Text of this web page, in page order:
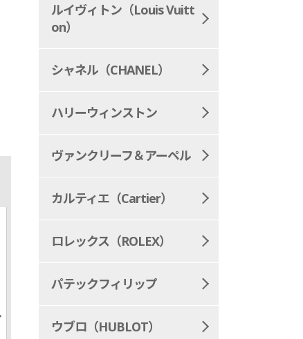
ルイヴィトン（Louis Vuitt
on）
シャネル（CHANEL）
ハリーウィンストン
ヴァンクリーフ＆アーペル
カルティエ（Cartier）
ロレックス（ROLEX）
パテックフィリップ
ウブロ（HUBLOT）